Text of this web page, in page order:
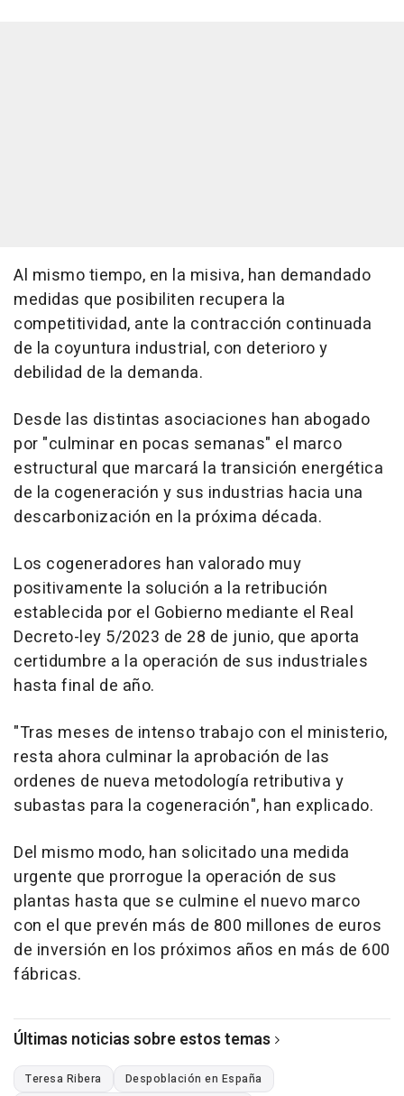
Al mismo tiempo, en la misiva, han demandado
medidas que posibiliten recupera la
competitividad, ante la contracción continuada
de la coyuntura industrial, con deterioro y
debilidad de la demanda.
Desde las distintas asociaciones han abogado
por "culminar en pocas semanas" el marco
estructural que marcará la transición energética
de la cogeneración y sus industrias hacia una
descarbonización en la próxima década.
Los cogeneradores han valorado muy
positivamente la solución a la retribución
establecida por el Gobierno mediante el Real
Decreto-ley 5/2023 de 28 de junio, que aporta
certidumbre a la operación de sus industriales
hasta final de año.
"Tras meses de intenso trabajo con el ministerio,
resta ahora culminar la aprobación de las
ordenes de nueva metodología retributiva y
subastas para la cogeneración", han explicado.
Del mismo modo, han solicitado una medida
urgente que prorrogue la operación de sus
plantas hasta que se culmine el nuevo marco
con el que prevén más de 800 millones de euros
de inversión en los próximos años en más de 600
fábricas.
Últimas noticias sobre estos temas
Teresa Ribera
Despoblación en España